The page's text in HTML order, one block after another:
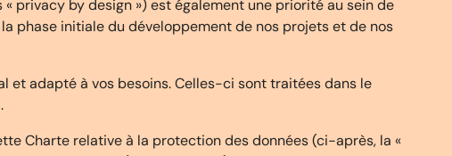
privacy by design ») est également une priorité au sein de
phase initiale du développement de nos projets et de nos
et adapté à vos besoins. Celles-ci sont traitées dans le
.
Charte relative à la protection des données (ci-après, la «